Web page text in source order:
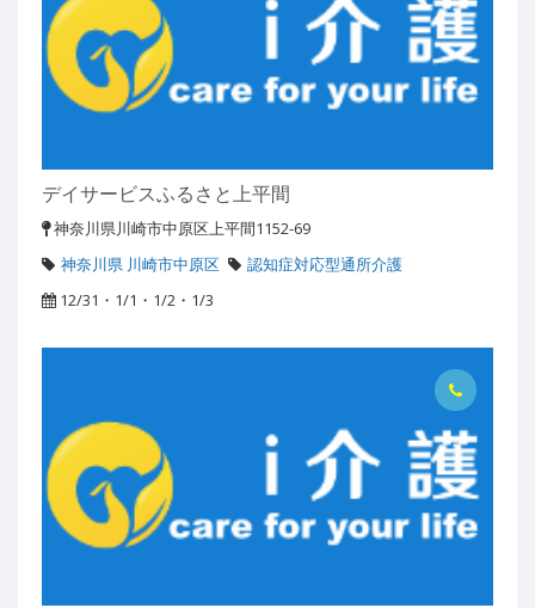
デイサービスふるさと上平間
神奈川県川崎市中原区上平間1152-69
神奈川県 川崎市中原区
認知症対応型通所介護
12/31・1/1・1/2・1/3